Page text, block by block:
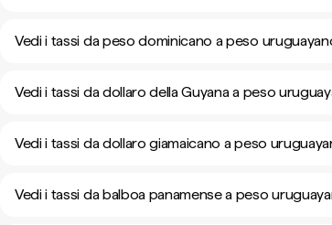
Vedi i tassi da peso dominicano a peso
Vedi i tassi da dollaro della Guyana a peso
Vedi i tassi da dollaro giamaicano a peso
Vedi i tassi da balboa panamense a peso